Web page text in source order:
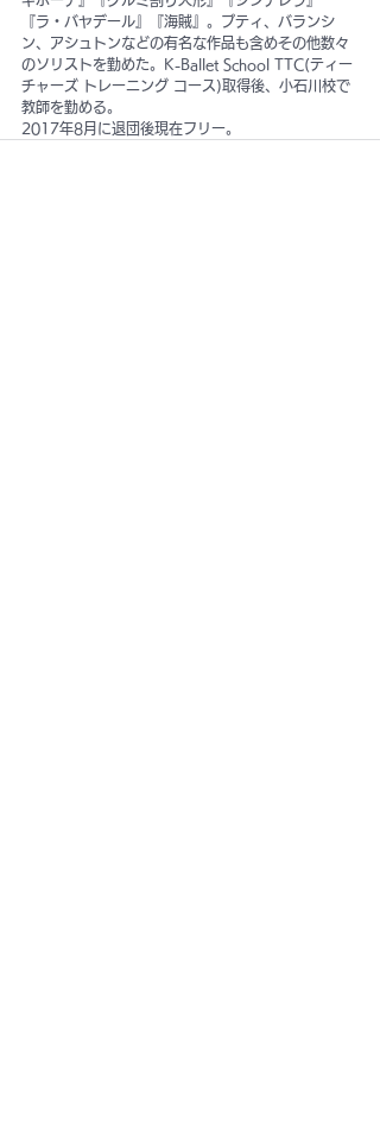
『ラ・バヤデール』『海賊』。プティ、バランシ
ン、アシュトンなどの有名な作品も含めその他数々
のソリストを勤めた。K-Ballet School TTC(ティー
チャーズ トレーニング コース)取得後、小石川校で
教師を勤める。
2017年8月に退団後現在フリー。